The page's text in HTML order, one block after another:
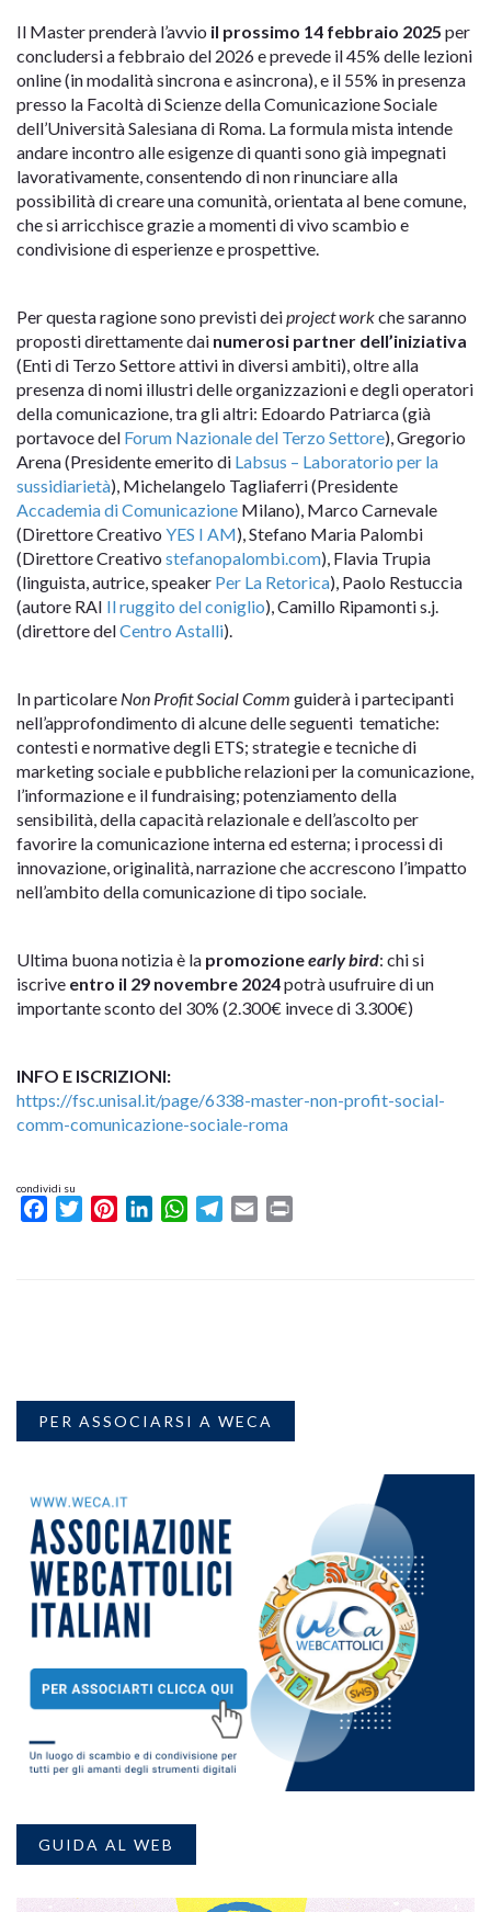
Il Master prenderà l’avvio il prossimo 14 febbraio 2025 per
concludersi a febbraio del 2026 e prevede il 45% delle lezioni
online (in modalità sincrona e asincrona), e il 55% in presenza
presso la Facoltà di Scienze della Comunicazione Sociale
dell’Università Salesiana di Roma. La formula mista intende
andare incontro alle esigenze di quanti sono già impegnati
lavorativamente, consentendo di non rinunciare alla
possibilità di creare una comunità, orientata al bene comune,
che si arricchisce grazie a momenti di vivo scambio e
condivisione di esperienze e prospettive.
Per questa ragione sono previsti deiproject workche saranno
proposti direttamente dai numerosi partner dell’iniziativa
(Enti di Terzo Settore attivi in diversi ambiti), oltre alla
presenza di nomi illustri delle organizzazioni e degli operatori
della comunicazione, tra gli altri: Edoardo Patriarca (già
portavoce del Forum Nazionale del Terzo Settore), Gregorio
Arena (Presidente emerito di Labsus – Laboratorio per la
sussidiarietà), Michelangelo Tagliaferri (Presidente
Accademia di Comunicazione Milano), Marco Carnevale
(Direttore Creativo YES I AM), Stefano Maria Palombi
(Direttore Creativo stefanopalombi.com), Flavia Trupia
(linguista, autrice, speaker Per La Retorica), Paolo Restuccia
(autore RAI Il ruggito del coniglio), Camillo Ripamonti s.j.
(direttore delCentro Astalli).
In particolare Non Profit Social Comm guiderà i partecipanti
nell’approfondimento di alcune delle seguenti tematiche:
contesti e normative degli ETS; strategie e tecniche di
marketing sociale e pubbliche relazioni per la comunicazione,
l’informazione e il fundraising; potenziamento della
sensibilità, della capacità relazionale e dell’ascolto per
favorire la comunicazione interna ed esterna; i processi di
innovazione, originalità, narrazione che accrescono l’impatto
nell’ambito della comunicazione di tipo sociale.
Ultima buona notizia è la promozioneearly bird: chi si
iscrive entro il 29 novembre 2024potrà usufruire di un
importante sconto del 30% (2.300€ invece di 3.300€)
INFO E ISCRIZIONI:
https://fsc.unisal.it/page/6338-master-non-profit-social-
comm-comunicazione-sociale-roma
condividi su
FacebookTwitterPinterestLinkedInWhatsAppTelegram
Email
PER ASSOCIARSI A WECA
GUIDA AL WEB